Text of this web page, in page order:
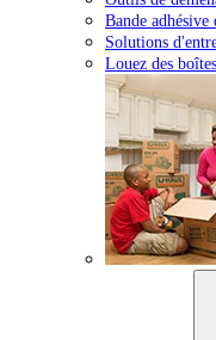
Bande adhésive
Solutions
Louez des